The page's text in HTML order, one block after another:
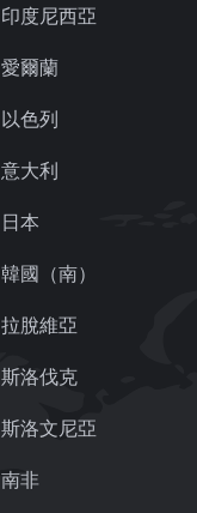
印度尼西亞
愛爾蘭
以色列
意大利
日本
韓國（南）
拉脫維亞
斯洛伐克
斯洛文尼亞
南非